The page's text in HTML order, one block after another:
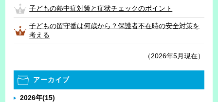
子どもの熱中症対策と症状チェックのポイント
子どもの留守番は何歳から？保護者不在時の安全対策を
考える
（2026年5月現在）
アーカイブ
2026年(15)